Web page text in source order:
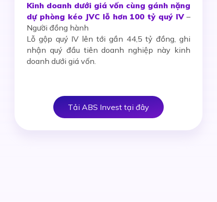
Kinh doanh dưới giá vốn cùng gánh nặng
dự phòng kéo JVC lỗ hơn 100 tỷ quý IV –
Người đồng hành
Lỗ gộp quý IV lên tới gần 44,5 tỷ đồng, ghi
nhận quý đầu tiên doanh nghiệp này kinh
doanh dưới giá vốn.
Tải ABS Invest tại đây